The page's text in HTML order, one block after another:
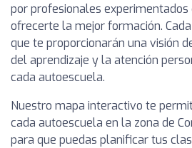
por profesionales
ofrecerte la mejor formación.
que te proporcionarán una visión
del aprendizaje y la atención
cada autoescuela.
Nuestro mapa interactivo te
cada autoescuela en la zona de
para que puedas planificar tus